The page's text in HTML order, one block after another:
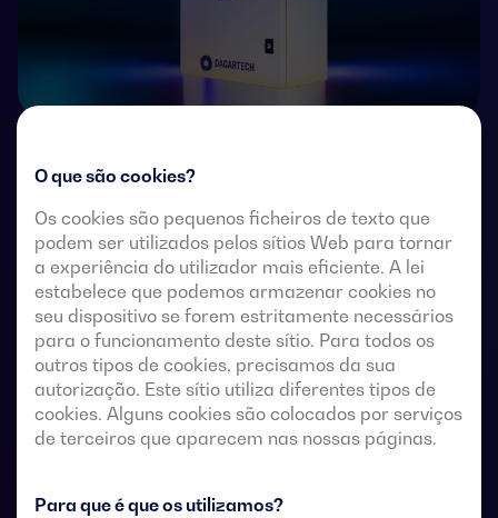
O que são cookies?
Os cookies são pequenos ficheiros de texto que
podem ser utilizados pelos sítios Web para tornar
a experiência do utilizador mais eficiente. A lei
estabelece que podemos armazenar cookies no
seu dispositivo se forem estritamente necessários
para o funcionamento deste sítio. Para todos os
outros tipos de cookies, precisamos da sua
autorização. Este sítio utiliza diferentes tipos de
cookies. Alguns cookies são colocados por serviços
de terceiros que aparecem nas nossas páginas.
Para que é que os utilizamos?
Comutadores de transferência de 4 polos com
acionamento remoto com um corte totalmente
aparente. Permitem a transferência em carga de duas
fontes de alimentação trifásicas através de contactos
remotos sem tensão, a partir de um controlador
automático externo, utilizando uma lógica de impulsos
ou um interruptor.
Estes são concebidos para utilização em sistemas de
baixa tensão que admitem uma breve interrupção da
energia durante a transferência.